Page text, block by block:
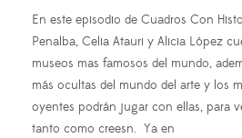
En este episodio de Cuadros Con
Penalba, Celia Atauri y Alicia López
museos mas famosos del mundo,
más ocultas del mundo del arte y los
oyentes podrán jugar con ellas, para
tanto como creesn. Ya en